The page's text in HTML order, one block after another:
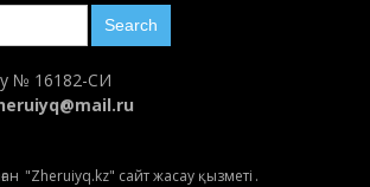
№ 16182-СИ
"Zheruiyq.kz" сайт жасау қызметі .